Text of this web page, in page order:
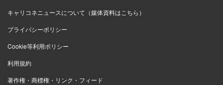
キャリコネニュースについて（媒体資料はこちら）
プライバシーポリシー
Cookie等利用ポリシー
利用規約
著作権・商標権・リンク・フィード